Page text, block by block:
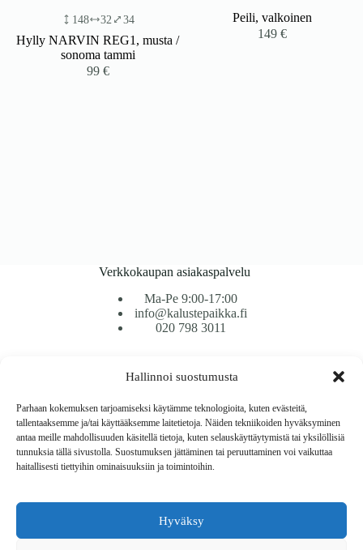
Hallinnoi suostumusta
Parhaan kokemuksen tarjoamiseksi käytämme teknologioita, kuten evästeitä,
tallentaaksemme ja/tai käyttääksemme laitetietoja. Näiden tekniikoiden hyväksyminen
antaa meille mahdollisuuden käsitellä tietoja, kuten selauskäyttäytymistä tai yksilöllisiä
tunnuksia tällä sivustolla. Suostumuksen jättäminen tai peruuttaminen voi vaikuttaa
haitallisesti tiettyihin ominaisuuksiin ja toimintoihin.
Hyväksy
148 32 34
Hylly NARVIN REG1, musta /
sonoma tammi
99€
Peili, valkoinen
149€
Verkkokaupan asiakaspalvelu
Ma-Pe 9:00-17:00
info@kalustepaikka.fi
020 798 3011
Maksutavat
Vaihto ja palautus
Reklamaatiot
Tietoa
Copyright © 2026 Kalustepaikka